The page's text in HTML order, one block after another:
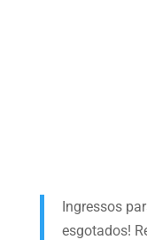
Ingressos
esgotados!